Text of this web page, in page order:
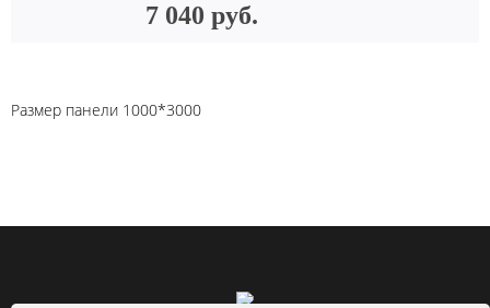
7 040 руб.
Размер панели 1000*3000